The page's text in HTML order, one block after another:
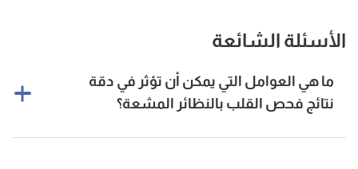
الأسئلة الشائعة
ما هي العوامل التي يمكن أن تؤثر في دقة
نتائج فحص القلب بالنظائر المشعة؟